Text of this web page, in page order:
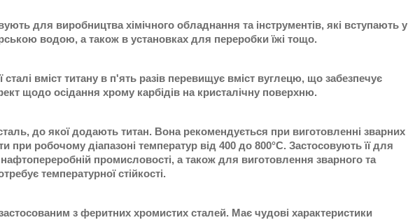
для виробництва хімічного обладнання та інструментів, які вступають у
водою, а також в установках для переробки їжі тощо.
вміст титану в п'ять разів перевищує вміст вуглецю, що забезпечує
щодо осідання хрому карбідів на кристалічну поверхню.
до якої додають титан. Вона рекомендується при виготовленні зварних
при робочому діапазоні температур від 400 до 800°С. Застосовують її для
промисловості, а також для виготовлення зварного та
температурної стійкості.
з феритних хромистих сталей. Має чудові характеристики